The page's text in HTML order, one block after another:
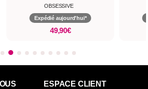
Expédié aujourd'hui* Expédié
ESPACE CLIENT